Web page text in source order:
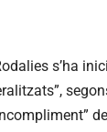
s’ha